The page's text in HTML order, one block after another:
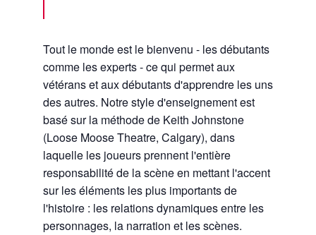
Tout le monde est le bienvenu - les débutants
comme les experts - ce qui permet aux
vétérans et aux débutants d'apprendre les uns
des autres. Notre style d'enseignement est
basé sur la méthode de Keith Johnstone
(Loose Moose Theatre, Calgary), dans
laquelle les joueurs prennent l'entière
responsabilité de la scène en mettant l'accent
sur les éléments les plus importants de
l'histoire : les relations dynamiques entre les
personnages, la narration et les scènes.